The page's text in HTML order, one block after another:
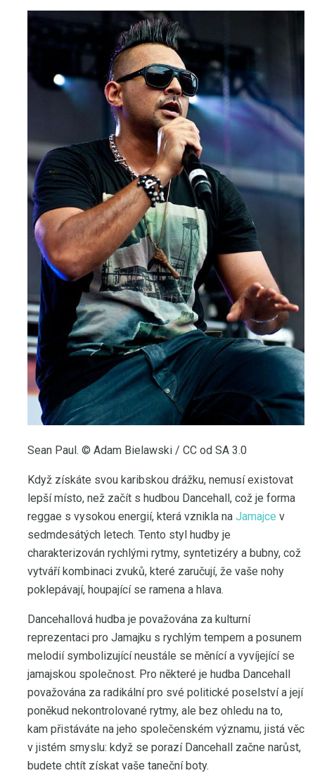
Sean Paul. © Adam Bielawski / CC od SA 3.0
Když získáte svou karibskou drážku, nemusí existovat
lepší místo, než začít s hudbou Dancehall, což je forma
reggae s vysokou energií, která vznikla na Jamajce v
sedmdesátých letech. Tento styl hudby je
charakterizován rychlými rytmy, syntetizéry a bubny, což
vytváří kombinaci zvuků, které zaručují, že vaše nohy
poklepávají, houpající se ramena a hlava.
Dancehallová hudba je považována za kulturní
reprezentaci pro Jamajku s rychlým tempem a posunem
melodií symbolizující neustále se měnící a vyvíjející se
jamajskou společnost. Pro některé je hudba Dancehall
považována za radikální pro své politické poselství a její
poněkud nekontrolované rytmy, ale bez ohledu na to,
kam přistáváte na jeho společenském významu, jistá věc
v jistém smyslu: když se porazí Dancehall začne narůst,
budete chtít získat vaše taneční boty.